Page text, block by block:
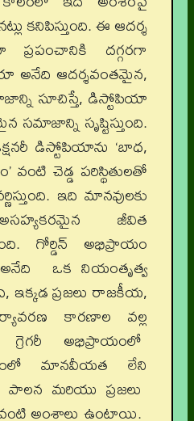
కనిపిస్తుంది. ఈ ఆదర్శ
దగ్గరగా
అనేది ఆదర్శవంతమైన,
సూచిస్తే, డిస్టోపియా
సమాజాన్ని సృష్టిస్తుంది.
డిస్టోపియాను ‘బాధ,
చెడ్డ పరిస్థితులతో
ఇది మానవులకు
జీవిత
గోర్డిన్ అభిప్రాయం
ఒక నియంతృత్వ
ఇక్కడ ప్రజలు రాజకీయ,
కారణాల వల్ల
అభిప్రాయంలో
మానవీయత లేని
పాలన మరియు ప్రజలు
వంటి అంశాలు ఉంటాయి.